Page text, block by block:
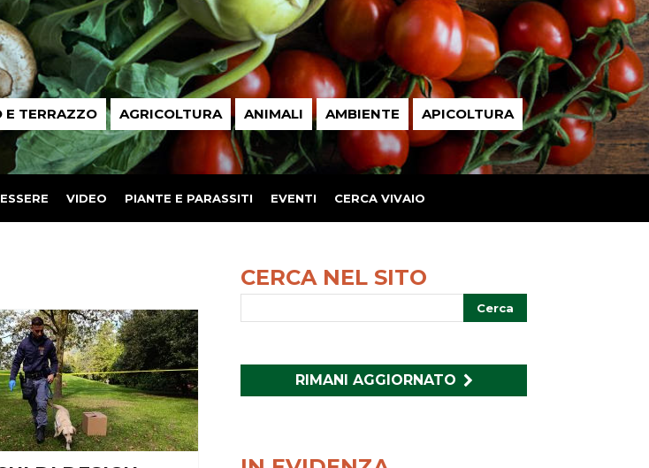
E TERRAZZO AGRICOLTURA ANIMALI AMBIENTE APICOLTURA
VIDEO PIANTE E PARASSITI EVENTI CERCA VIVAIO
CERCA NEL SITO
RIMANI AGGIORNATO